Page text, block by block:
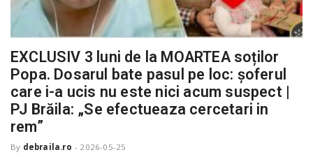
EXCLUSIV 3 luni de la MOARTEA soților
Popa. Dosarul bate pasul pe loc: șoferul
care i-a ucis nu este nici acum suspect |
PJ Brăila: „Se efectueaza cercetari in
rem”
By debraila.ro - 2026-05-25